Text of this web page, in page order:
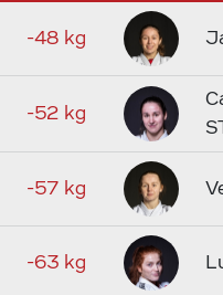
-48 kg
-52 kg
-57 kg
-63 kg